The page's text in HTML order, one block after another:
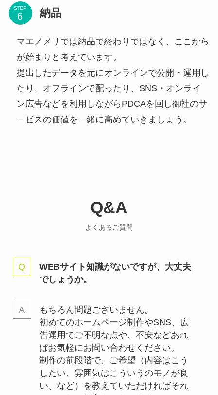
STEP 納品
マエノメリでは納品で終わりではなく、ここから
が始まりと考えています。
提出したデータを元にオンラインで公開・運用し
たり、オフラインで配ったり、SNS・オンライ
ン広告などを利用しながらPDCAを回し御社のサ
ービスの価値を一緒に高めていきましょう。
Q&A
よくあるご質問
WEBサイト知識がないですが、大丈夫
でしょうか。
もちろん問題ございません。
初めてのホームページ制作やSNS、広
告運用でご不明な点や、不安などあれ
ばお気軽にお問い合わせください。
制作の前段階で、ご希望（内容はこう
したい、雰囲気はこういうのモノが良
い、など）を教えていただければそれ